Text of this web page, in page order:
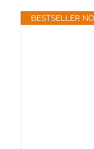
BESTSELLER